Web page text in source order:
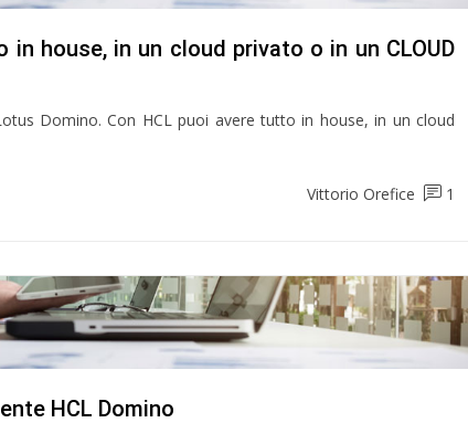
in house, in un cloud privato o in un CLOUD
Domino. Con HCL puoi avere tutto in house, in un cloud
Vittorio Orefice 1
HCL Domino